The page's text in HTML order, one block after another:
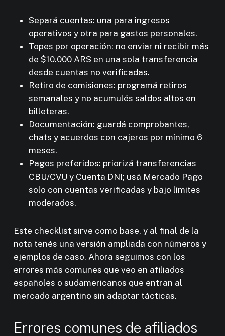
Separá cuentas: una para ingresos
operativos y otra para gastos personales.
Topes por operación: no enviar ni recibir más
de $10.000 ARS en una sola transferencia
desde cuentas no verificadas.
Retiro de comisiones: programá retiros
semanales y no acumulés saldos altos en
billeteras.
Documentación: guardá comprobantes,
chats y acuerdos con cajeros por mínimo 6
meses.
Pagos preferidos: priorizá transferencias
CBU/CVU y Cuenta DNI; usá Mercado Pago
solo con cuentas verificadas y bajo límites
moderados.
Este checklist sirve como base, y al final de la
nota tenés una versión ampliada con números y
ejemplos de caso. Ahora seguimos con los
errores más comunes que veo en afiliados
españoles o sudamericanos que entran al
mercado argentino sin adaptar tácticas.
Errores comunes de afiliados